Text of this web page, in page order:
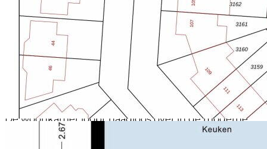
BEGANE GROND:
Het is hier heerlijk thuiskomen in een lichte ruimte
met een fijne sfeer. De begane grond is afgewerkt
met een laminaatvloer en voorzien van
vloerverwarming. Onder de trap bevindt zich een
praktische opbergkast. Aan zowel de voorzijde als aan
de achtergevel zijn elektrische zonneschermen
geplaatst.
De woonkamer loopt naadloos over in de moderne
keuken, die in 2022 is vernieuwd en van alle
gemakken is voorzien. Je beschikt hier over een 5-